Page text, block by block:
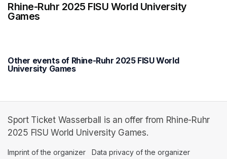
Rhine-Ruhr 2025 FISU World University
Games
Other events of Rhine-Ruhr 2025 FISU World
University Games
Sport Ticket Wasserball is an offer from Rhine-Ruhr
2025 FISU World University Games.
Imprint of the organizer (opens in a new tab)
Data privacy of the organizer